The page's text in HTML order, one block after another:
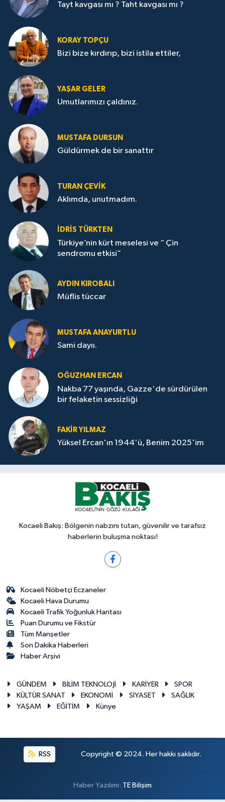
Tayt kavgası mı ? Taht kavgası mı ?
KORAY TOPÇU
Bizi bize kırdırıp, bizi istila ettiler,
YAŞAR GELER
Umutlarımızı çaldınız.
MUSTAFA DURSUN
Güldürmek de bir sanattır
TURAN ÇEVİK
Aklımda, unutmadım.
İDRİS TÜRKTEN
Türkiye’nin kürt meselesi ve “ Çin
sendromu etkisi”
AYDIN KIROBALI
Müflis tüccar
MUSTAFA ANAYURTLU
Sami dayıı.
OĞUZHAN ERCAN
Nakba 77 yaşında, Gazze'de sürdürülen
bir felaketin sessizliği
FAKİR YILMAZ
Yüksel Ercan'ın 1944'ü, Benim 2025'im
Kocaeli Bakış: Bölgenin nabzını tutan, güvenilir ve tarafsız
haberlerin buluşma noktası!
Kocaeli Nöbetçi Eczaneler
Kocaeli Hava Durumu
Kocaeli Trafik Yoğunluk Haritası
Puan Durumu ve Fikstür
Tüm Manşetler
Son Dakika Haberleri
Haber Arşivi
GÜNDEM BİLİM TEKNOLOJİ KARİYER
SPOR
KÜLTÜR SANAT
EKONOMİ SİYASET
SAĞLIK
YAŞAM
EĞİTİM Künye
RSS Copyright © 2024. Her hakkı saklıdır.
Haber Yazılımı: TE Bilişim